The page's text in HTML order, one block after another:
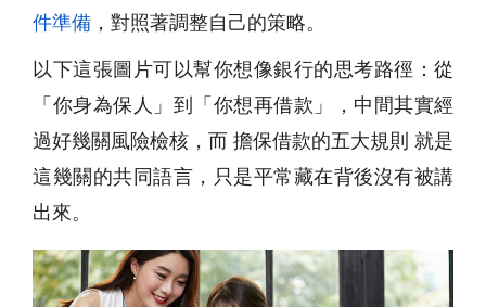
件準備 ，對照著調整自己的策略。
以下這張圖片可以幫你想像銀行的思考路徑：從
「你身為保人」到「你想再借款」，中間其實經
過好幾關風險檢核，而 擔保借款的五大規則 就是
這幾關的共同語言，只是平常藏在背後沒有被講
出來。